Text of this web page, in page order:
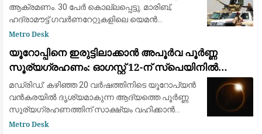
ആക്രമണം. 30 പേർ കൊല്ലപ്പെട്ടു. മാരിബ്,
ഹദ്രാമൗട്ട് ഗവർണറേറ്റുകളിലെ യെമൻ
എമർജൻസി ഫോഴ്‌സ് ക്യാമ്പുകൾക്ക്
വലിയ ആക്രമണമാണിത്
Metro Desk
യൂറോപ്പിനെ ഇരുട്ടിലാക്കാൻ അപൂർവ പൂർണ്ണ
സൂര്യഗ്രഹണം: ഓഗസ്റ്റ് 12-ന് സ്പെയിനിൽ
പ്രകൃതിയുടെ വിസ്മയക്കാഴ്ച
മഡ്രിഡ്: കഴിഞ്ഞ 20 വർഷത്തിനിടെ യൂറോപ്യൻ
വൻകരയിൽ ദൃശ്യമാകുന്ന ആദ്യത്തെ പൂർണ്ണ
സൂര്യഗ്രഹണത്തിന് സാക്ഷ്യം വഹിക്കാൻ
ഒരുങ്ങി ശാസ്ത്രലോകവും ആകാശപ്രേമികളും.
Metro Desk